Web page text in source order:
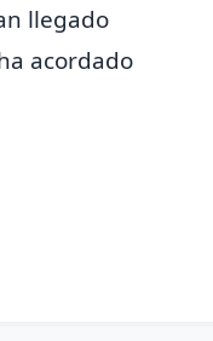
llegado
acordado